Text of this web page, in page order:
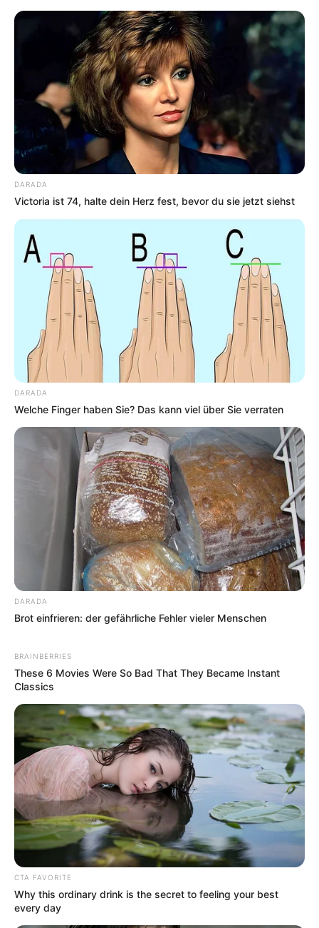
DARADA
Victoria ist 74, halte dein Herz fest, bevor du sie jetzt siehst
DARADA
Welche Finger haben Sie? Das kann viel über Sie verraten
DARADA
Brot einfrieren: der gefährliche Fehler vieler Menschen
BRAINBERRIES
These 6 Movies Were So Bad That They Became Instant
Classics
CTA FAVORITE
Why this ordinary drink is the secret to feeling your best
every day